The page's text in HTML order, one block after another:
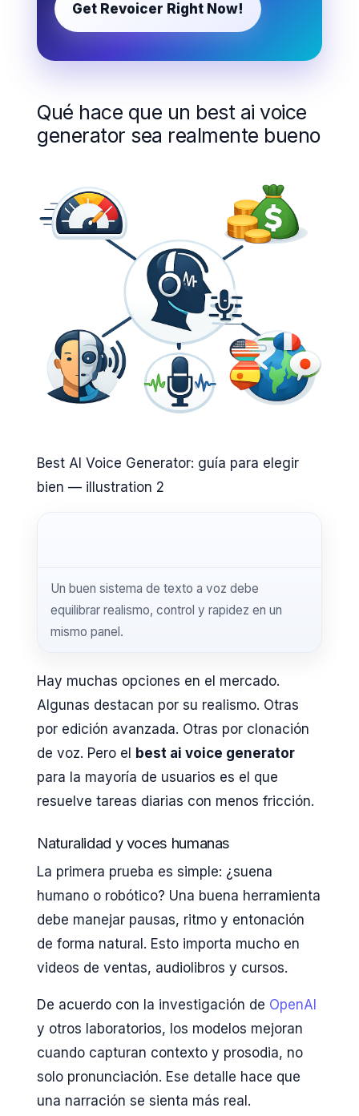
Get Revoicer Right Now!
Qué hace que un best ai voice
generator sea realmente bueno
Best AI Voice Generator: guía para elegir
bien — illustration 2
Un buen sistema de texto a voz debe
equilibrar realismo, control y rapidez en un
mismo panel.
Hay muchas opciones en el mercado.
Algunas destacan por su realismo. Otras
por edición avanzada. Otras por clonación
de voz. Pero el
best ai voice generator
para la mayoría de usuarios es el que
resuelve tareas diarias con menos fricción.
Naturalidad y voces humanas
La primera prueba es simple: ¿suena
humano o robótico? Una buena herramienta
debe manejar pausas, ritmo y entonación
de forma natural. Esto importa mucho en
videos de ventas, audiolibros y cursos.
De acuerdo con la investigación de OpenAI
y otros laboratorios, los modelos mejoran
cuando capturan contexto y prosodia, no
solo pronunciación. Ese detalle hace que
una narración se sienta más real.